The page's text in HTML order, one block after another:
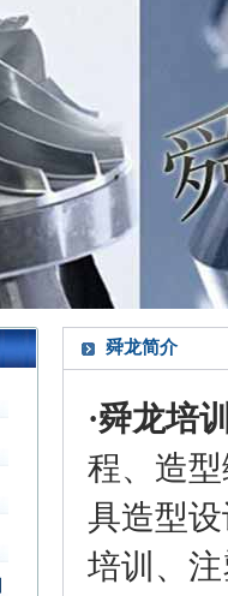
舜龙简介
·舜龙培
程、造
具造型
培训、